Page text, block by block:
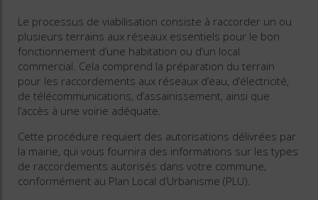
Le processus de viabilisation consiste à raccorder un ou
plusieurs terrains aux réseaux essentiels pour le bon
fonctionnement d’une habitation ou d’un local
commercial. Cela comprend la préparation du terrain
pour les raccordements aux réseaux d’eau, d’électricité,
de télécommunications, d’assainissement, ainsi que
l’accès à une voirie adéquate.
Cette procédure requiert des autorisations délivrées par
la mairie, qui vous fournira des informations sur les types
de raccordements autorisés dans votre commune,
conformément au Plan Local d’Urbanisme (PLU).